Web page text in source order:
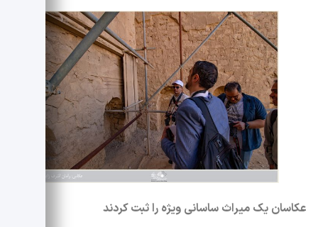
عکاسان یک میراث ساسانی ویژه را ثبت کردند